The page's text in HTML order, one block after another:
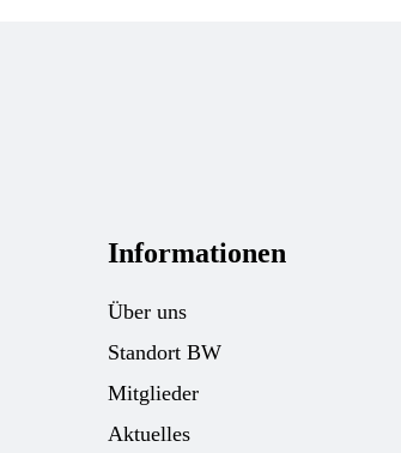
Informationen
Über uns
Standort BW
Mitglieder
Aktuelles